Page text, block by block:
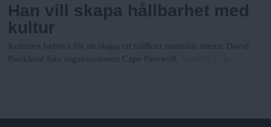
Han vill skapa hållbarhet med
kultur
Kulturen behövs för att skapa ett hållbart samhälle menar David
Buckland från organisationen Cape Farewell.